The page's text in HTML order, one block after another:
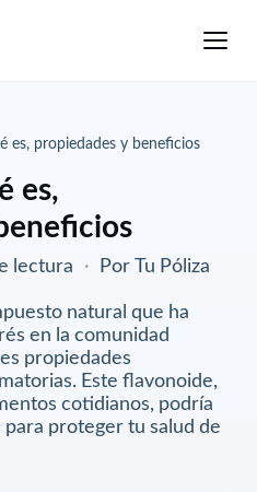
es, propiedades y beneficios
es,
lectura ·
Por Tu Póliza
natural que ha
en la comunidad
propiedades
Este flavonoide,
cotidianos, podría
proteger tu salud de